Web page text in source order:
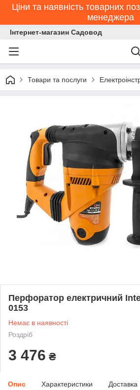
Ціни та наявність товарних
менеджера
Інтернет-магазин Садовод
Товари та послуги
Перфоратор електричний
0153
Немає в наявності
Роздріб
3 476 ₴
Опис Характеристики Доставка